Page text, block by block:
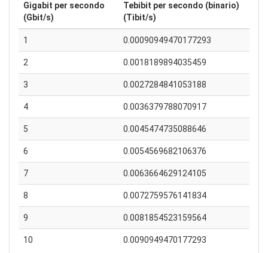
Gigabit per secondo
(Gbit/s)
Tebibit per secondo (binario)
(Tibit/s)
1 0.00090949470177293
2 0.0018189894035459
3 0.0027284841053188
4 0.0036379788070917
5 0.0045474735088646
6 0.0054569682106376
7 0.0063664629124105
8 0.0072759576141834
9 0.0081854523159564
10 0.0090949470177293